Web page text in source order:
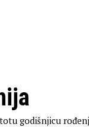
godišnjicu